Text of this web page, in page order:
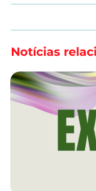
Notícias